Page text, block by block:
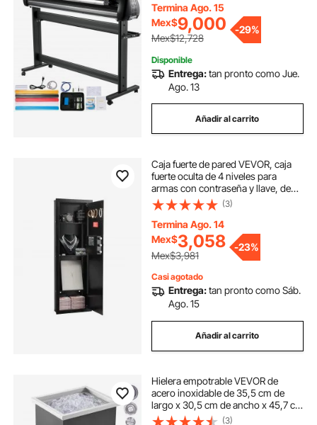
para hacer carteles, software
SignMaster, herramientas para
cinta de vinilo, impresora de vinilo
disponible con COM/USB/Bluetooth
Termina Ago. 15
Mex$9,000
Mex$12,728
-29%
Disponible
Entrega:tan pronto como Jue.
Ago. 13
Añadir al carrito
Caja fuerte de pared VEVOR, caja
fuerte oculta de 4 niveles para
armas con contraseña y llave, de
acero laminado en frío Q235 con
iluminación LED, 3 estantes
ajustables y llaveros para dinero,
joyas y pasaporte, color negro.
(3)
Termina Ago. 14
Mex$3,058
Mex$3,981
-23%
Casi agotado
Entrega:tan pronto como Sáb.
Ago. 15
Añadir al carrito
Hielera empotrable VEVOR de
acero inoxidable de 35,5 cm de
largo x 30,5 cm de ancho x 45,7 cm
de alto, depósito de hielo comercial
(3)